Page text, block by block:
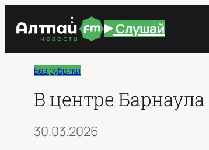
Слушай
Без рубрики
В центре
30.03.2026